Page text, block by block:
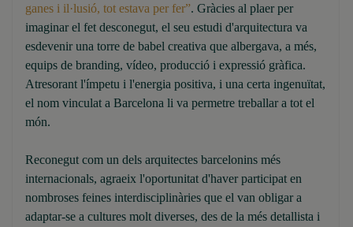
ganes i il·lusió, tot estava per fer”. Gràcies al plaer per
imaginar el fet desconegut, el seu estudi d'arquitectura va
esdevenir una torre de babel creativa que albergava, a més,
equips de branding, vídeo, producció i expressió gràfica.
Atresorant l'ímpetu i l'energia positiva, i una certa ingenuïtat,
el nom vinculat a Barcelona li va permetre treballar a tot el
món.
Reconegut com un dels arquitectes barcelonins més
internacionals, agraeix l'oportunitat d'haver participat en
nombroses feines interdisciplinàries que el van obligar a
adaptar-se a cultures molt diverses, des de la més detallista i